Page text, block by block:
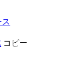
コピー